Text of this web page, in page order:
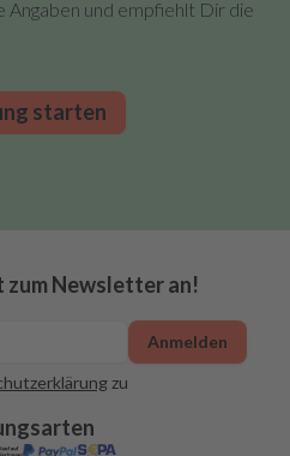
Angaben und empfiehlt Dir die
starten
Newsletter an!
zu
Anmelden